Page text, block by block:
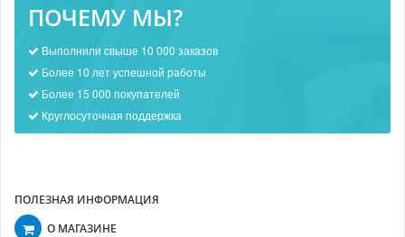
ПОЧЕМУ МЫ?
Выполнили свыше 10 000 заказов
Более 10 лет успешной работы
Более 15 000 покупателей
Круглосуточная поддержка
ПОЛЕЗНАЯ ИНФОРМАЦИЯ
О МАГАЗИНЕ